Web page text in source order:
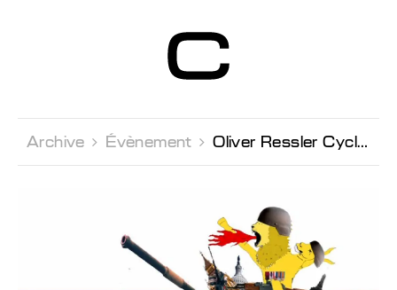
Contemporain
Genève
Archive  Évènement  Oliver Ressler Cycle de projections 2